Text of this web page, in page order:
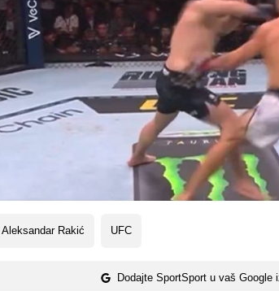
Aleksandar Rakić UFC
Dodajte SportSport u vaš Google